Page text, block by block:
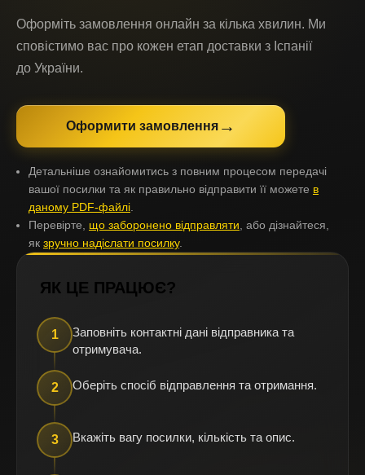
Оформіть замовлення онлайн за кілька хвилин. Ми
сповістимо вас про кожен етап доставки з Іспанії
до України.
Оформити замовлення →
Детальніше ознайомитись з повним процесом передачі
вашої посилки та як правильно відправити її можете в
даному PDF-файлі
Перевірте, що заборонено відправляти , або дізнайтеся,
як зручно надіслати посилку.
ЯК ЦЕ ПРАЦЮЄ?
1
Заповніть контактні дані відправника та
отримувача.
2 Оберіть спосіб відправлення та отримання.
3 Вкажіть вагу посилки, кількість та опис.